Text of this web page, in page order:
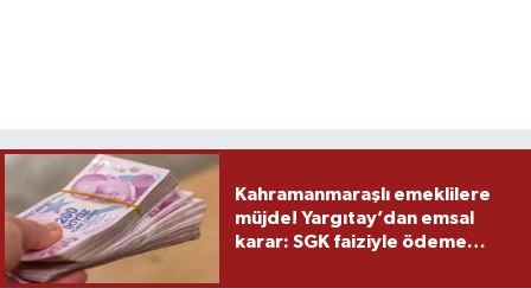
Kahramanmaraşlı emeklilere
müjde! Yargıtay’dan emsal
karar: SGK faiziyle ödeme